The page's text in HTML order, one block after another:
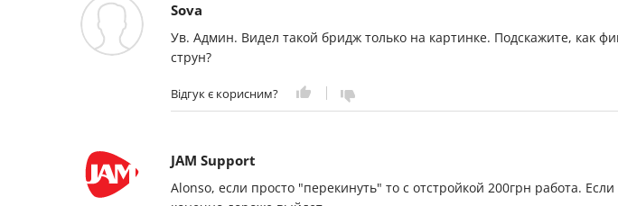
Sova
Ув. Админ. Видел такой бридж только на картинке. Подскажите, как
струн?
Відгук є корисним?
JAM Support
Alonso, если просто "перекинуть" то с отстройкой 200грн работа.